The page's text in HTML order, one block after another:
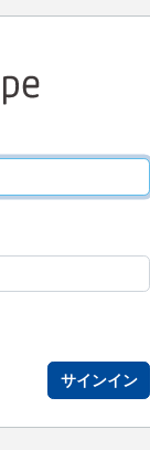
サインイン